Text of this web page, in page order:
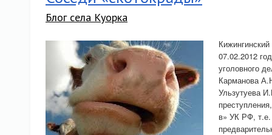
Блог села Куорка
07.02.2012
уголовного
Карманова
Ульзутуева
в» УК РФ, т.е.